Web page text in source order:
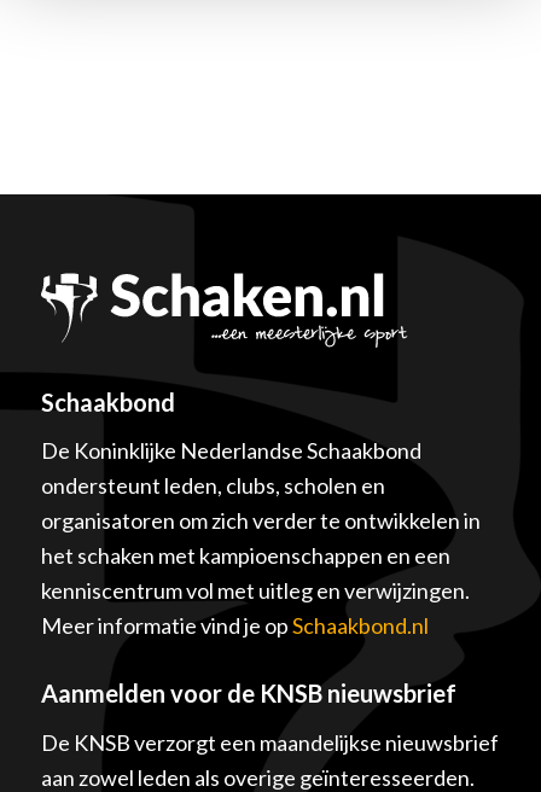
Schaakbond
De Koninklijke Nederlandse Schaakbond
ondersteunt leden, clubs, scholen en
organisatoren om zich verder te ontwikkelen in
het schaken met kampioenschappen en een
kenniscentrum vol met uitleg en verwijzingen.
Meer informatie vind je opSchaakbond.nl
Aanmelden voor de KNSB nieuwsbrief
De KNSB verzorgt een maandelijkse nieuwsbrief
aan zowel leden als overige geïnteresseerden.